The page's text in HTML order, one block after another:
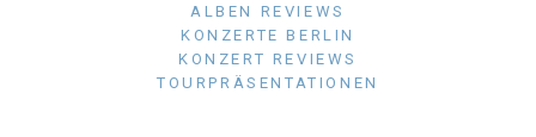
ALBEN REVIEWS
KONZERTE BERLIN
KONZERT REVIEWS
TOURPRÄSENTATIONEN